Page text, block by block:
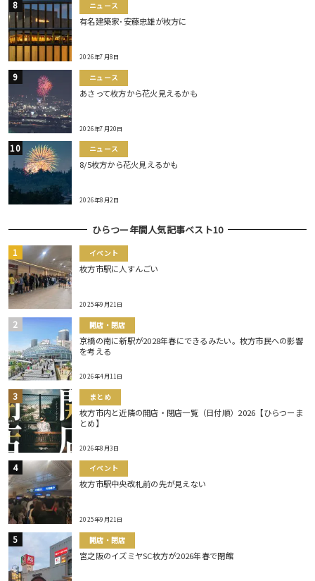
ニュース
有名建築家･安藤忠雄が枚方に
2026年7月8日
ニュース
あさって枚方から花火見えるかも
2026年7月20日
ニュース
8/5枚方から花火見えるかも
2026年8月2日
ひらつー年間人気記事ベスト10
イベント
枚方市駅に人すんごい
2025年9月21日
開店・閉店
京橋の南に新駅が2028年春にできるみたい。枚方市民への影響
を考える
2026年4月11日
まとめ
枚方市内と近隣の開店・閉店一覧（日付順）2026【ひらつーま
とめ】
2026年8月3日
イベント
枚方市駅中央改札前の先が見えない
2025年9月21日
開店・閉店
宮之阪のイズミヤSC枚方が2026年春で閉館